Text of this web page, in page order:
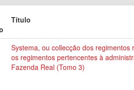
Título
Systema, ou collecção dos regimentos
os regimentos pertencentes à
Fazenda Real (Tomo 3)